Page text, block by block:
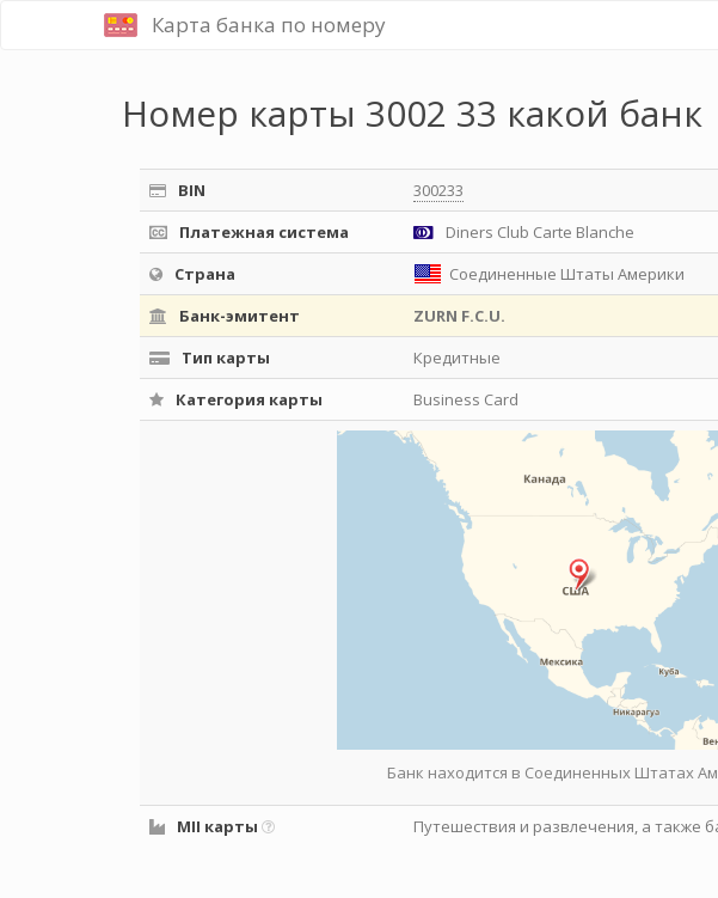
Карта банка по номеру
Номер карты 3002 33 какой банк
BIN
300233
Платежная система
Diners Club Carte Blanche
Страна
Соединенные Штаты Америки
Банк-эмитент
ZURN F.C.U.
Тип карты
Кредитные
Категория карты
Business Card
Банк находится в Соединенных Штатах
MII карты Путешествия и развлечения, а также